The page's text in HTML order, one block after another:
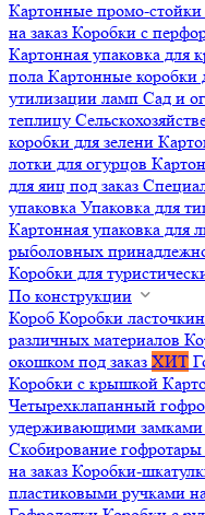
Картонные промо-стойки
на заказ Коробки с
Картонная упаковка для
пола Картонные коробки
утилизации ламп Сад и
теплицу
коробки для зелени
лотки для огурцов
для яиц под заказ
упаковка Упаковка для
Картонная упаковка для
рыболовных
Коробки для
По конструкции
Короб Коробки
различных материалов
окошком под заказ ХИТ
Коробки с крышкой
Четырехклапанный
удерживающими замками
Скобирование гофротары
на заказ Коробки-
пластиковыми ручками на